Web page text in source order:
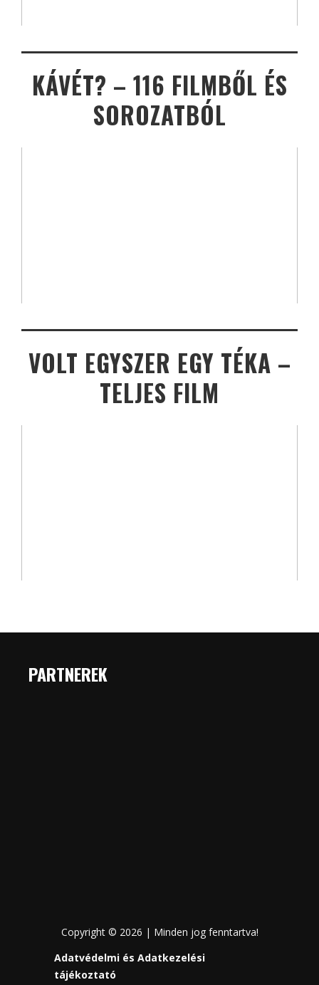
KÁVÉT? – 116 FILMBŐL ÉS
SOROZATBÓL
VOLT EGYSZER EGY TÉKA –
TELJES FILM
PARTNEREK
Copyright © 2026 | Minden jog fenntartva!
Adatvédelmi és Adatkezelési
tájékoztató